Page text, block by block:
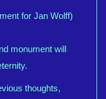
for Jan Wolff)
monument will
thoughts,